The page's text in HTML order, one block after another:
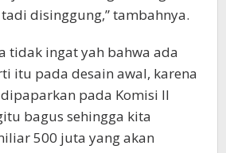
disinggung,” tambahnya.
tidak ingat yah bahwa ada
itu pada desain awal, karena
pada Komisi II
bagus sehingga kita
500 juta yang akan